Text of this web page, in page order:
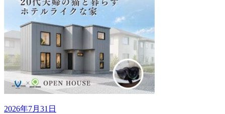
2026年7月31日